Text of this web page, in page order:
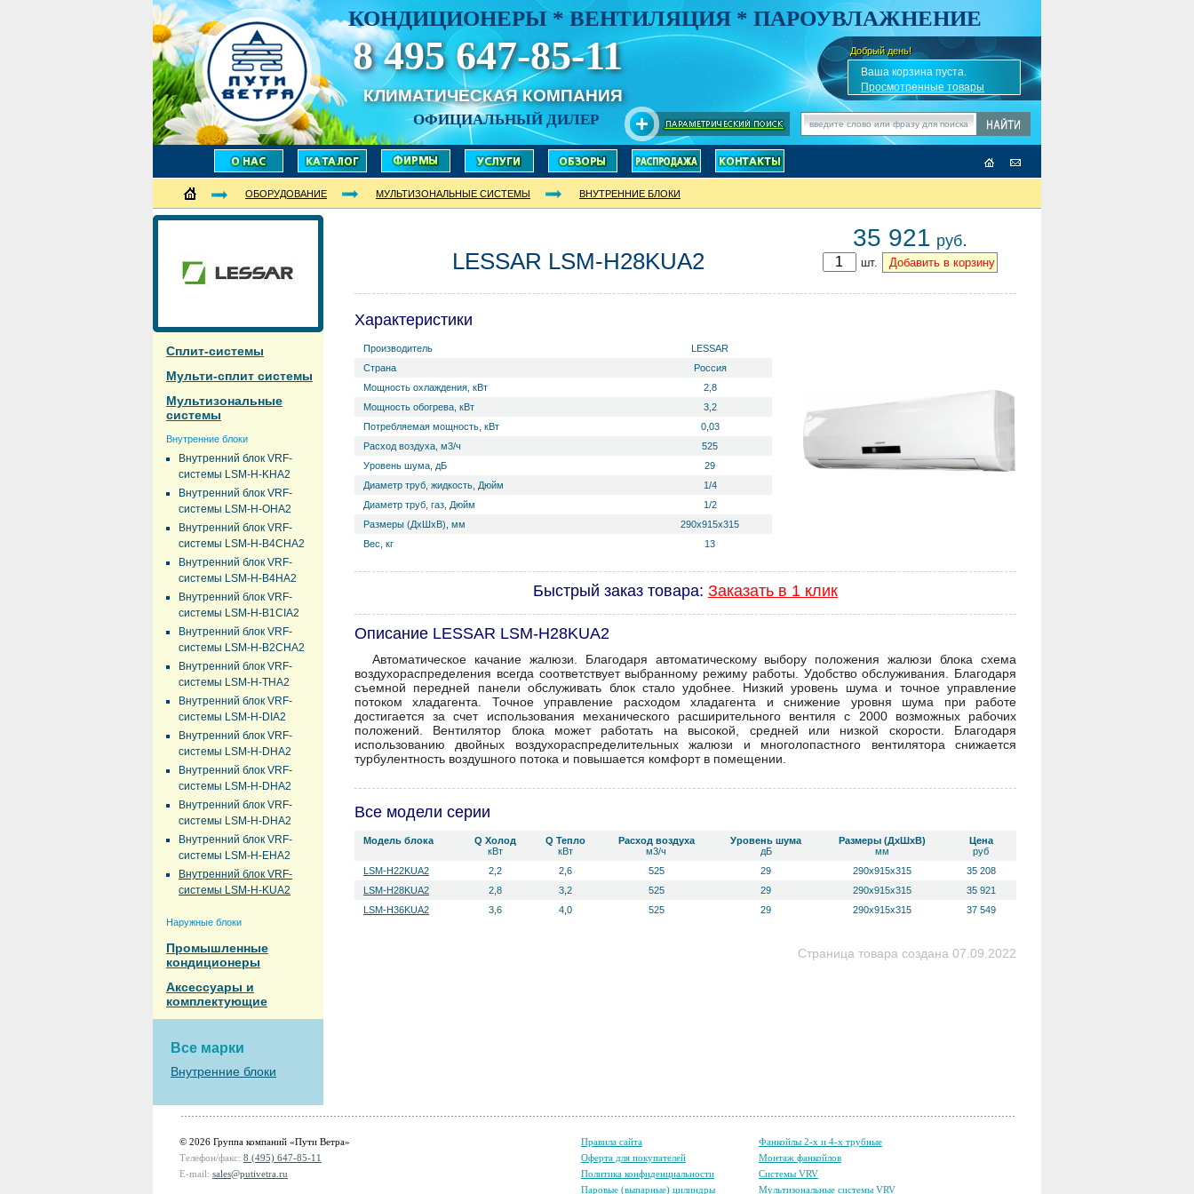
КОНДИЦИОНЕРЫ * ВЕНТИЛЯЦИЯ * ПАРОУВЛАЖНЕНИЕ
8 495 647-85-11
КЛИМАТИЧЕСКАЯ КОМПАНИЯ
ОФИЦИАЛЬНЫЙ ДИЛЕР
Добрый день!
✎Ваша корзина пуста.
Просмотренные товары
ОБОРУДОВАНИЕ МУЛЬТИЗОНАЛЬНЫЕ СИСТЕМЫ ВНУТРЕННИЕ БЛОКИ
Сплит-системы
Мульти-сплит системы
Мультизональные
системы
Внутренние блоки
Внутренний блок VRF-
системы LSM-H-KHA2
Внутренний блок VRF-
системы LSM-H-OHA2
Внутренний блок VRF-
системы LSM-H-B4CHA2
Внутренний блок VRF-
системы LSM-H-B4HA2
Внутренний блок VRF-
системы LSM-H-B1CIA2
Внутренний блок VRF-
системы LSM-H-B2CHA2
Внутренний блок VRF-
системы LSM-H-THA2
Внутренний блок VRF-
системы LSM-H-DIA2
Внутренний блок VRF-
системы LSM-H-DHA2
Внутренний блок VRF-
системы LSM-H-DHA2
Внутренний блок VRF-
системы LSM-H-DHA2
Внутренний блок VRF-
системы LSM-H-EHA2
Внутренний блок VRF-
системы LSM-H-KUA2
Наружные блоки
Промышленные
кондиционеры
Аксессуары и
комплектующие
Все марки
Внутренние блоки
LESSAR LSM-H28KUA2
35 921 руб.
шт.
Характеристики
Производитель
LESSAR
Страна
Россия
Мощность охлаждения, кВт
2,8
Мощность обогрева, кВт
3,2
Потребляемая мощность, кВт
0,03
Расход воздуха, м3/ч
525
Уровень ш­ума, дБ
29
Диаметр труб, жидкость, Дюйм
1/4
Диаметр труб, газ, Дюйм
1/2
Размеры (ДхШхВ), мм
290х915х315
Вес, кг
13
Быстрый заказ товара: Заказать в 1 клик
Описание LESSAR LSM-H28KUA2
Автоматическое качание жалюзи. Благодаря автоматическому выбору положения жалюзи блока схема
воздухораспределения всегда соответствует выбранному режиму работы. Удобство обслуживания. Благодаря
съемной передней панели обслуживать блок стало удобнее. Низкий уровень шума и точное управление
потоком хладагента. Точное управление расходом хладагента и снижение уровня шума при работе
достигается за счет использования механического расширительного вентиля с 2000 возможных рабочих
положений. Вентилятор блока может работать на высокой, средней или низкой скорости. Благодаря
использованию двойных воздухораспределительных жалюзи и многолопастного вентилятора снижается
турбулентность воздушного потока и повышается комфорт в помещении.
Все модели серии
Модель блока
Q Холод
кВт
Q Тепло
кВт
Расход воздуха
м3/ч
Уровень ш­ума
дБ
Размеры (ДхШхВ)
мм
Цена
руб
LSM-H22KUA2
2,2 2,6 525 29 290х915х315
35 208
LSM-H28KUA2
2,8 3,2 525 29 290х915х315
35 921
LSM-H36KUA2
3,6 4,0 525 29 290х915х315 37 549
Страница товара создана 07.09.2022
© 2026 Группа компаний «Пути Ветра»
Телефон/факс: 8 (495) 647-85-11
E-mail: sales@putivetra.ru
Правила сайта
Оферта для покупателей
Политика конфиденциальности
Паровые (выпарные) цилиндры
Фанкойлы 2-х и 4-х трубные
Монтаж фанкойлов
Системы VRV
Мультизональные системы VRV